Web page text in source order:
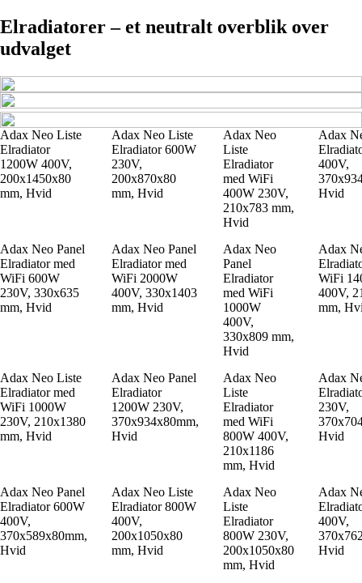
Elradiatorer – et neutralt overblik over
udvalget
Adax Neo Liste
Elradiator
1200W 400V,
200x1450x80
mm, Hvid
Adax Neo Liste
Elradiator 600W
230V,
200x870x80
mm, Hvid
Adax Neo
Liste
Elradiator
med WiFi
400W 230V,
210x783 mm,
Hvid
Adax
400V,
Hvid
Adax Neo Panel
Elradiator med
WiFi 600W
230V, 330x635
mm, Hvid
Adax Neo Panel
Elradiator med
WiFi 2000W
400V, 330x1403
mm, Hvid
Adax Neo
Panel
Elradiator
med WiFi
1000W
400V,
330x809 mm,
Hvid
Adax
WiFi
400V,
mm,
Adax Neo Liste
Elradiator med
WiFi 1000W
230V, 210x1380
mm, Hvid
Adax Neo Panel
Elradiator
1200W 230V,
370x934x80mm,
Hvid
Adax Neo
Liste
Elradiator
med WiFi
800W 400V,
210x1186
mm, Hvid
Adax
230V,
Hvid
Adax Neo Panel
Elradiator 600W
400V,
370x589x80mm,
Hvid
Adax Neo Liste
Elradiator 800W
400V,
200x1050x80
mm, Hvid
Adax Neo
Liste
Elradiator
800W 230V,
200x1050x80
mm, Hvid
Adax
400V,
Hvid